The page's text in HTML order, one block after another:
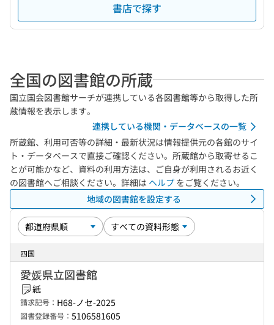
書店で探す
全国の図書館の所蔵
国立国会図書館サーチが連携している各図書館等から取得した所
蔵情報を表示します。
連携している機関・データベースの一覧
所蔵館、利用可否等の詳細・最新状況は情報提供元の各館のサイ
ト・データベースで直接ご確認ください。所蔵館から取寄せるこ
とが可能かなど、資料の利用方法は、ご自身が利用されるお近く
の図書館へご相談ください。詳細は ヘルプ をご覧ください。
地域の図書館を設定する
四国
愛媛県立図書館
紙
請求記号： H68-ノセ-2025
図書登録番号： 5106581605